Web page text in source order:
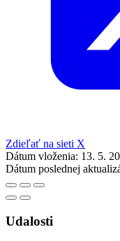
Zdieľať na sieti X
Dátum vloženia: 13. 5.
Dátum poslednej
Udalosti